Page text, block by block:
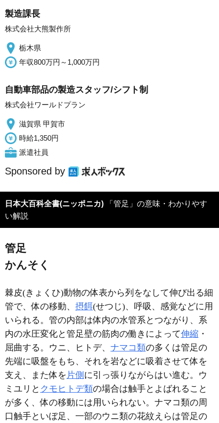
製造課長
株式会社大熊製作所
栃木県
年収800万円～1,000万円
自動車部品の製造スタッフ/シフト制
株式会社ワールドプラン
滋賀県 甲賀市
時給1,350円
派遣社員
Sponsored by
日本大百科全書(ニッポニカ)
い解説
管足
かんそく
棘皮(きょくひ)動物の体表から列をなして伸び出る細
管で、体の移動、 摂餌(せつじ)、呼吸、感覚などに用
いられる。管の内部は体内の水管系とつながり、系
内の水圧変化と管足壁の筋肉の働きによって伸縮 ・
屈曲する。ウニ、ヒトデ、 ナマコ類の多くは管足の
先端に吸盤をもち、それを岩などに吸着させて体を
支え、また体を 片側 に引っ張りながらはい進む。ウ
ミユリと クモヒトデ類の場合は触手とよばれること
が多く、体の移動には用いられない。ナマコ類の周
口触手といぼ足、一部のウニ類の花紋えらは管足の